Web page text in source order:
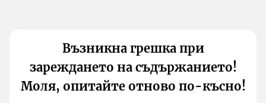
Възникна грешка при
зареждането на съдържанието!
Моля, опитайте отново по-късно!